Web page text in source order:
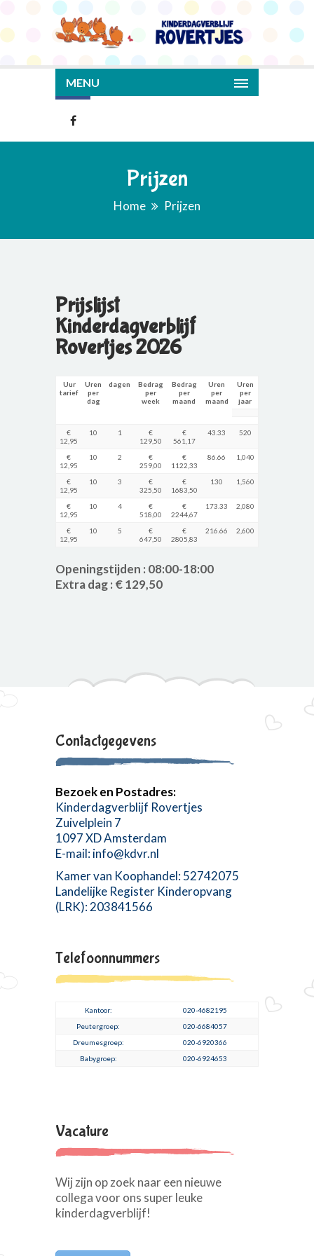
MENU
Prijzen
Home Prijzen
Prijslijst
Kinderdagverblijf
Rovertjes 2026
Uur
tarief
Uren
per
dag
dagen
Bedrag
per
week
Bedrag
per
maand
Uren
per
maand
Uren
per
jaar
€
12,95
10 1
€
129,50
€
561,17
43.33 520
€
12,95
10 2
€
259,00
€
1122,33
86.66 1,040
€
12,95
10 3
€
325,50
€
1683,50
130 1,560
€
12,95
10 4
€
518,00
€
2244,67
173.33 2,080
€
12,95
10 5
€
647,50
€
2805,83
216.66 2,600
Openingstijden : 08:00-18:00
Extra dag : € 129,50
Contactgegevens
Bezoek en Postadres:
Kinderdagverblijf Rovertjes
Zuivelplein 7
1097 XD Amsterdam
E-mail:info@kdvr.nl
Kamer van Koophandel: 52742075
Landelijke Register Kinderopvang
(LRK): 203841566
Telefoonnummers
Kantoor:
020-4682195
Peutergroep:
020-6684057
Dreumesgroep:
020-6920366
Babygroep:
020-6924653
Vacature
Wij zijn op zoek naar een nieuwe
collega voor ons super leuke
kinderdagverblijf!